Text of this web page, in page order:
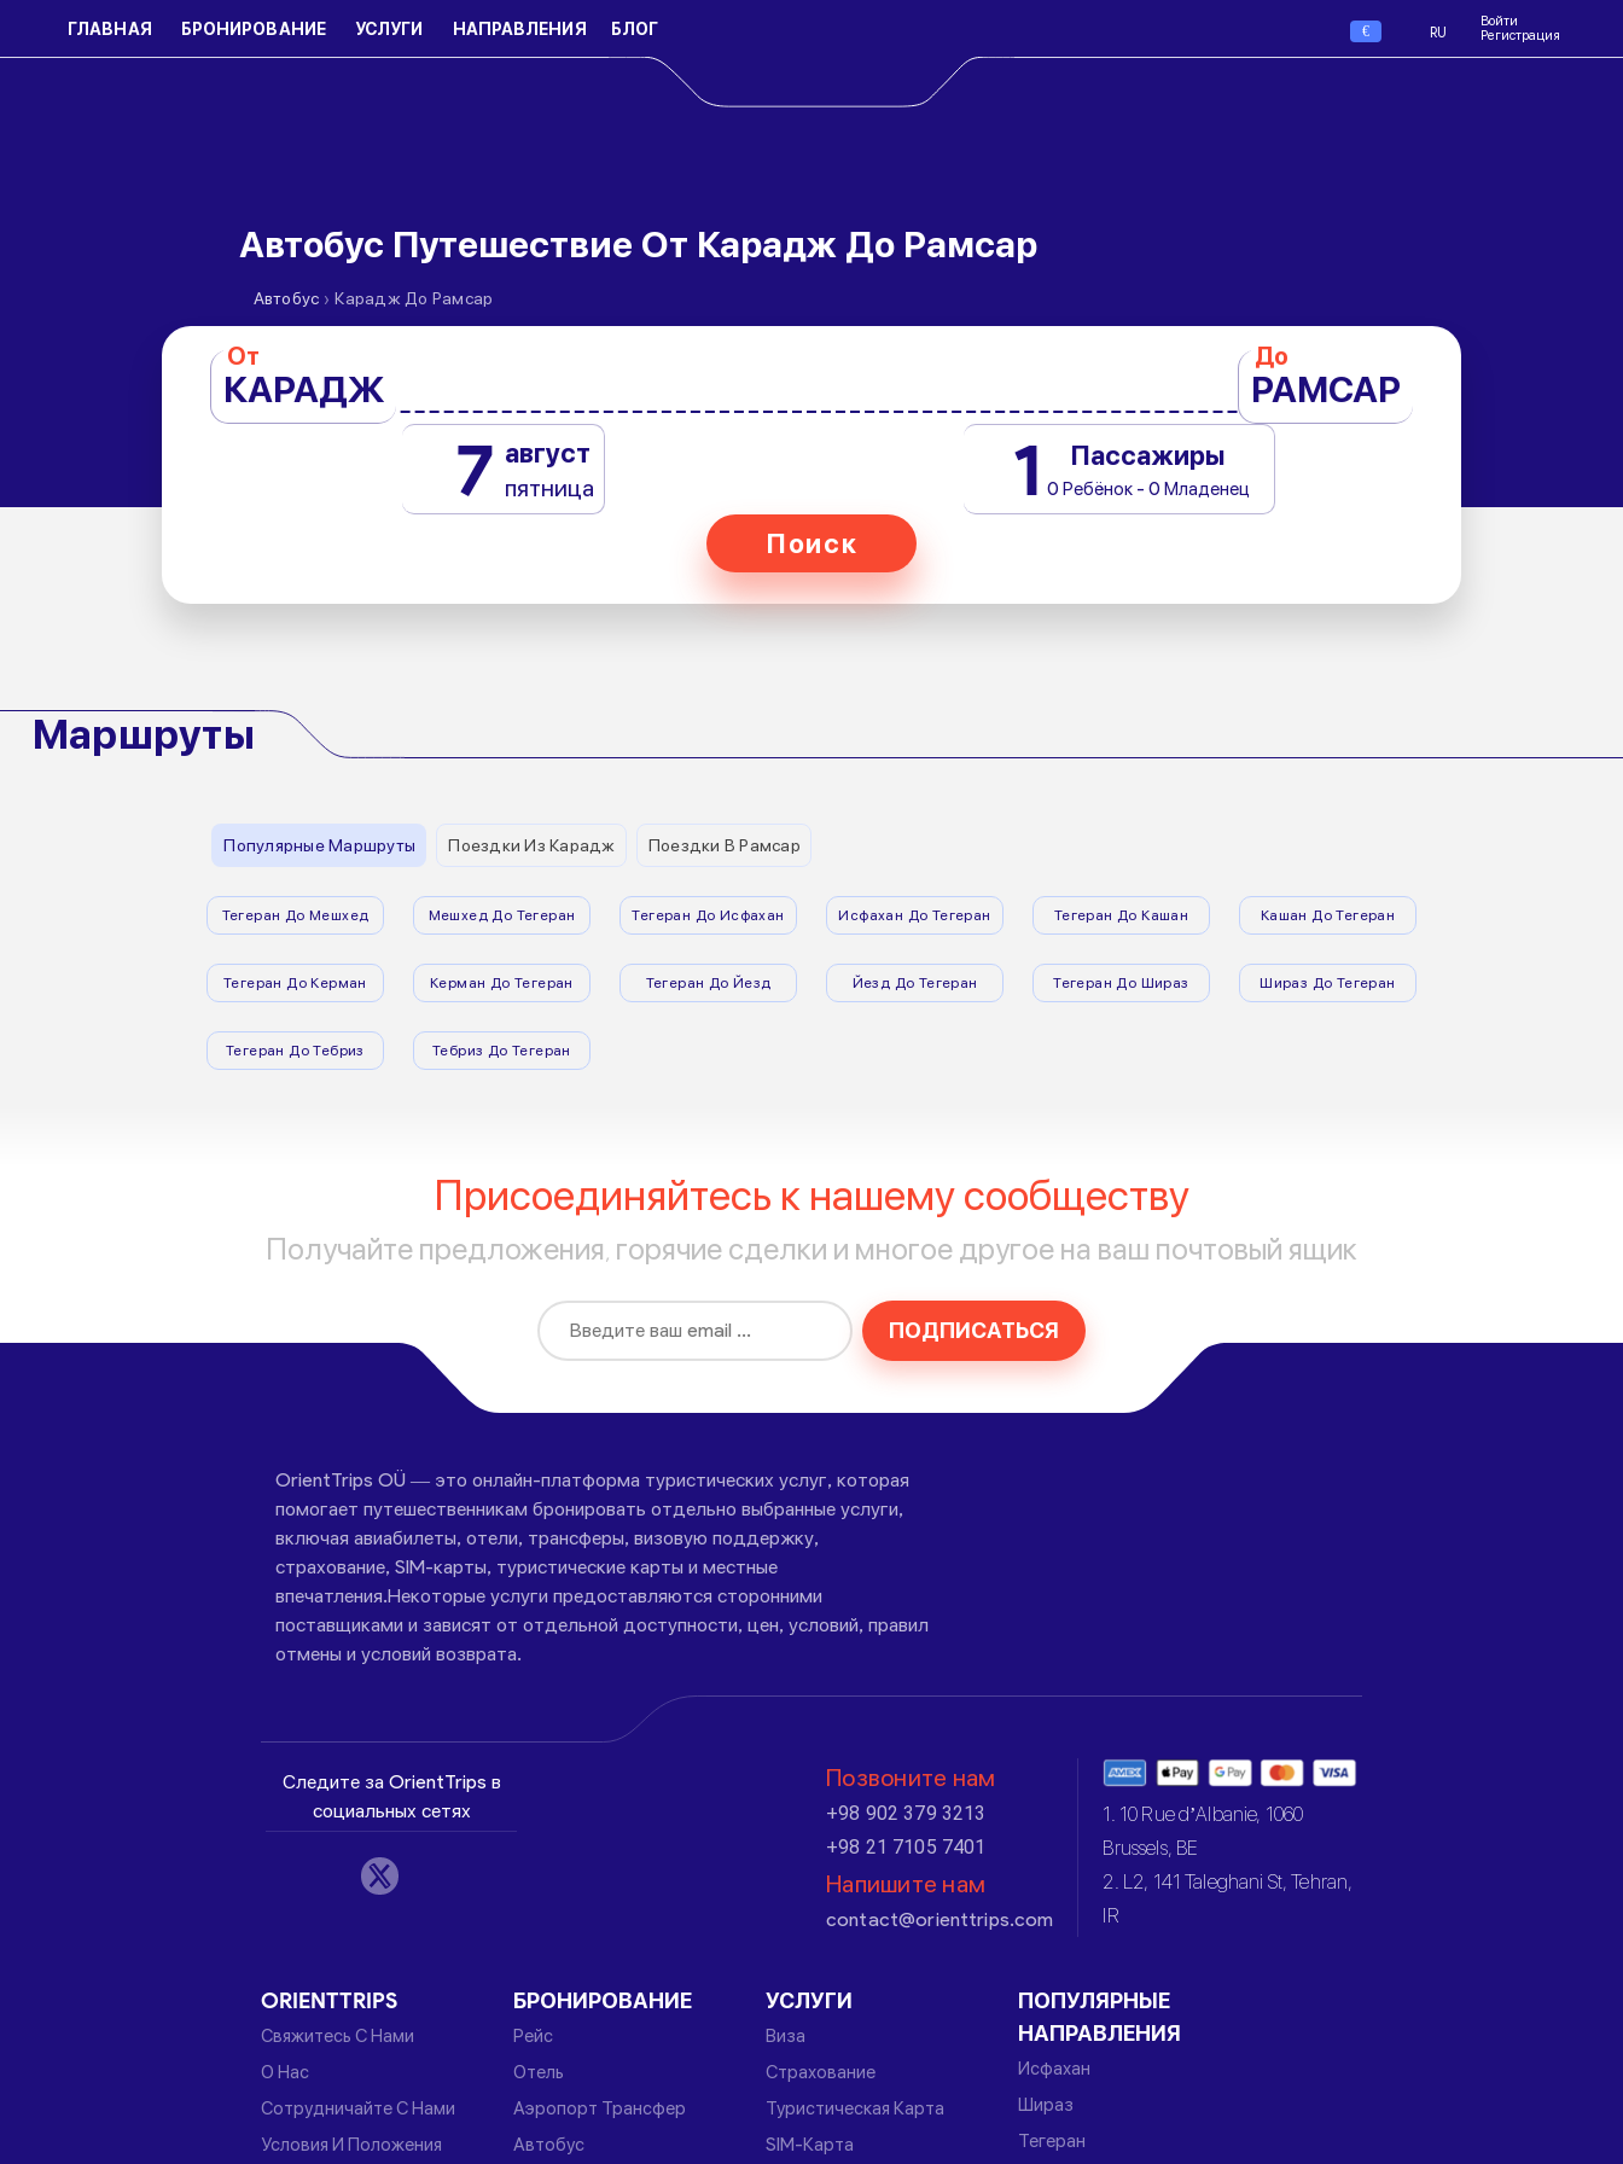
ГЛАВНАЯ БРОНИРОВАНИЕ УСЛУГИ НАПРАВЛЕНИЯ БЛОГ € RU
Войти
Регистрация
Автобус Путешествие От Карадж До Рамсар
Автобус › Карадж До Рамсар
От
КАРАДЖ
До
РАМСАР
7 август
пятница 1 Пассажиры
0 Ребёнок - 0 Младенец
Поиск
Маршруты
Популярные Маршруты Поездки Из Карадж Поездки В Рамсар
Тегеран До Мешхед Мешхед До Тегеран Тегеран До Исфахан Исфахан До Тегеран Тегеран До Кашан Кашан До Тегеран
Тегеран До Керман Керман До Тегеран Тегеран До Йезд Йезд До Тегеран Тегеран До Шираз Шираз До Тегеран
Тегеран До Тебриз Тебриз До Тегеран
Присоединяйтесь к нашему сообществу
Получайте предложения, горячие сделки и многое другое на ваш почтовый ящик
ПОДПИСАТЬСЯ
OrientTrips OÜ — это онлайн-платформа туристических услуг, которая
помогает путешественникам бронировать отдельно выбранные услуги,
включая авиабилеты, отели, трансферы, визовую поддержку,
страхование, SIM-карты, туристические карты и местные
впечатления.Некоторые услуги предоставляются сторонними
поставщиками и зависят от отдельной доступности, цен, условий, правил
отмены и условий возврата.
Следите за OrientTrips в
социальных сетях
Позвоните нам
+98 902 379 3213
+98 21 7105 7401
Напишите нам
contact@orienttrips.com
1. 10 Rue d’Albanie, 1060
Brussels, BE
2. L2, 141 Taleghani St, Tehran,
IR
ORIENTTRIPS
Свяжитесь С Нами
О Нас
Сотрудничайте С Нами
Условия И Положения
БРОНИРОВАНИЕ
Рейс
Отель
Аэропорт Трансфер
Автобус
УСЛУГИ
Виза
Страхование
Туристическая Карта
SIM-Карта
ПОПУЛЯРНЫЕ
НАПРАВЛЕНИЯ
Исфахан
Шираз
Тегеран